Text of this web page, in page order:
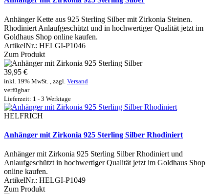
Anhänger Kette aus 925 Sterling Silber mit Zirkonia Steinen.
Rhodiniert Anlaufgeschützt und in hochwertiger Qualität jetzt im
Goldhaus Shop online kaufen.
ArtikelNr.: HELGI-P1046
Zum Produkt
39,95 €
inkl. 19% MwSt. , zzgl. Versand
verfügbar
Lieferzeit: 1 - 3 Werktage
HELFRICH
Anhänger mit Zirkonia 925 Sterling Silber Rhodiniert
Anhänger mit Zirkonia 925 Sterling Silber Rhodiniert und
Anlaufgeschützt in hochwertiger Qualität jetzt im Goldhaus Shop
online kaufen.
ArtikelNr.: HELGI-P1049
Zum Produkt